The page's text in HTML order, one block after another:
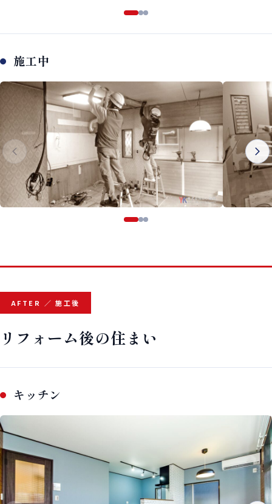
施工中
AFTER ／ 施工後
リフォーム後の住まい
キッチン